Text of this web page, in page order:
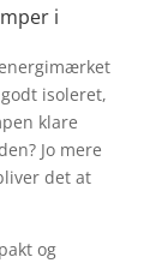
i
isoleret,
klare
Jo mere
det at
og